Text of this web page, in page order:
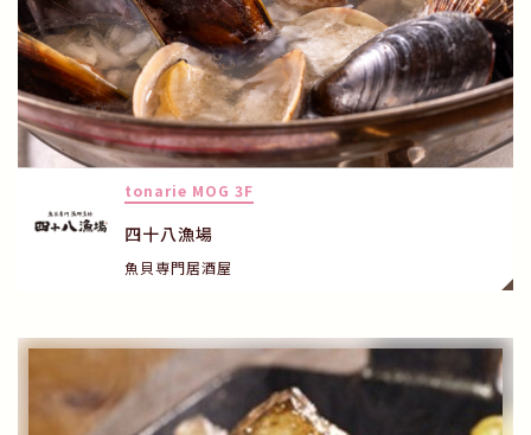
tonarie MOG 3F
四十八漁場
魚貝専門居酒屋